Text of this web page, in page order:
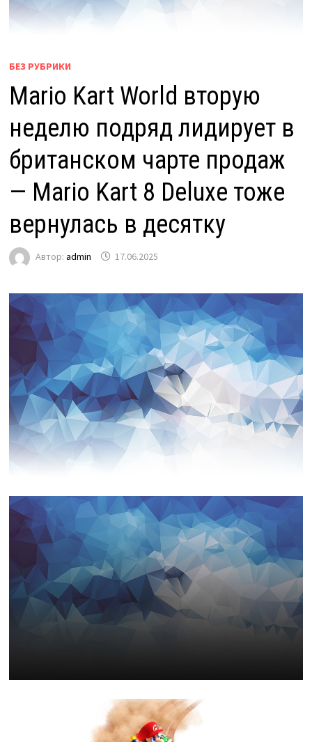
БЕЗ РУБРИКИ
Mario Kart World вторую
неделю подряд лидирует в
британском чарте продаж
— Mario Kart 8 Deluxe тоже
вернулась в десятку
Автор: admin 17.06.2025